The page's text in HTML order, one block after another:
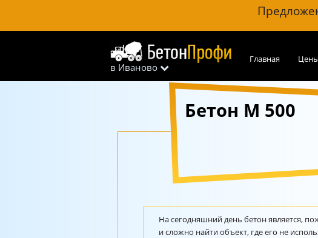
в Иваново
Главная Цены
Бетон М 500
На сегодняшний день бетон является,
и сложно найти объект, где его не